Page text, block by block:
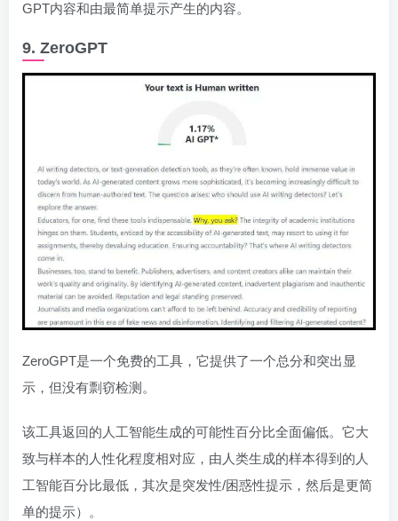
GPT内容和由最简单提示产生的内容。
9. ZeroGPT
ZeroGPT是一个免费的工具，它提供了一个总分和突出显
示，但没有剽窃检测。
该工具返回的人工智能生成的可能性百分比全面偏低。它大
致与样本的人性化程度相对应，由人类生成的样本得到的人
工智能百分比最低，其次是突发性/困惑性提示，然后是更简
单的提示）。